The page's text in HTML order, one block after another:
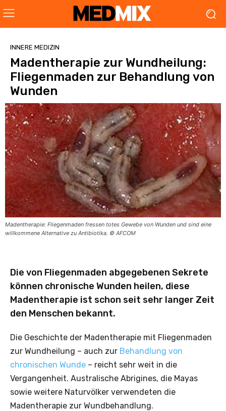
INNERE MEDIZIN
Madentherapie zur Wundheilung:
Fliegenmaden zur Behandlung von
Wunden
Madentherapie: Fliegenmaden fressen totes Gewebe von Wunden und sind eine
willkommene Alternative zu Antibiotika. © AFCOM
Die von Fliegenmaden abgegebenen Sekrete
können chronische Wunden heilen, diese
Madentherapie ist schon seit sehr langer Zeit
den Menschen bekannt.
Die Geschichte der Madentherapie mit Fliegenmaden
zur Wundheilung – auch zur Behandlung von
chronischen Wunde – reicht sehr weit in die
Vergangenheit. Australische Abrigines, die Mayas
sowie weitere Naturvölker verwendeten die
Madentherapie zur Wundbehandlung.